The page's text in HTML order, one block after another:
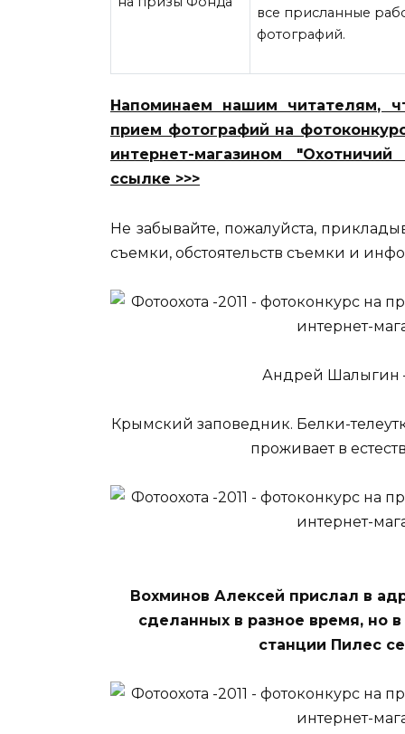
все присланные
фотографий.
Напоминаем нашим читателям,
прием фотографий на
интернет-магазином
ссылке >>>
Не забывайте, пожалуйста,
съемки, обстоятельств съемки и
Андрей Шалыгин
Крымский заповедник. Белки-
проживает в
Вохминов Алексей прислал в
сделанных в разное время, но
станции Пилес